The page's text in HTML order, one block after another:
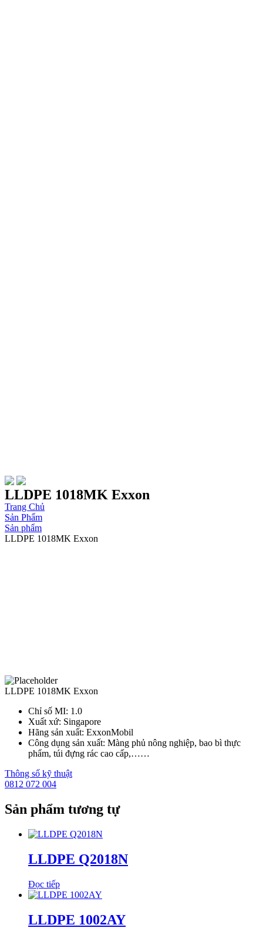
LLDPE 1018MK Exxon
Trang Chủ
Sản Phẩm
Sản phẩm
LLDPE 1018MK Exxon
LLDPE 1018MK Exxon
Chỉ số MI: 1.0
Xuất xứ: Singapore
Hãng sản xuất: ExxonMobil
Công dụng sản xuất: Màng phủ nông nghiệp, bao bì thực
phẩm, túi đựng rác cao cấp,……
Thông số kỹ thuật
0812 072 004
Sản phẩm tương tự
LLDPE Q2018N
Đọc tiếp
LLDPE 1002AY